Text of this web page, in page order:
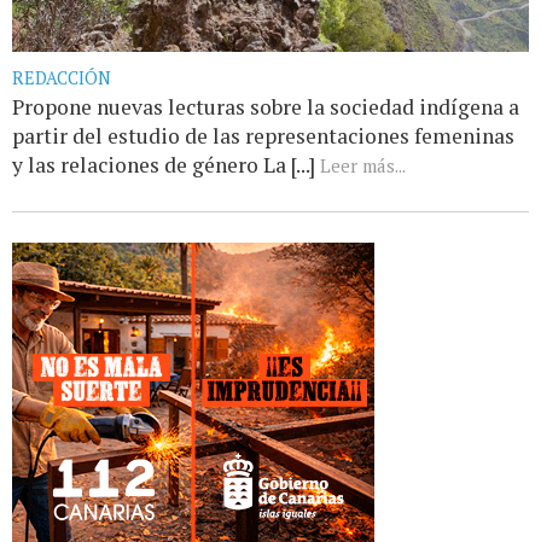
REDACCIÓN
Propone nuevas lecturas sobre la sociedad indígena a
partir del estudio de las representaciones femeninas
y las relaciones de género La [...] Leer más...